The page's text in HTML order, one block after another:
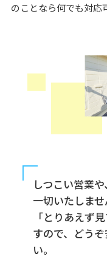
のことなら何でも対応
しつこい営業
一切いたしませ
「とりあえず
すので、どう
い。